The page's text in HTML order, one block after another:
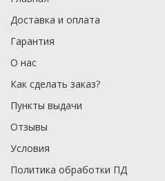
Доставка и оплата
Гарантия
О нас
Как сделать заказ?
Пункты выдачи
Отзывы
Условия
Политика обработки ПД